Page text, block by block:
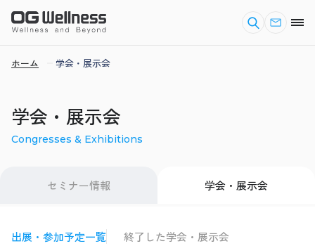
ホーム 学会・展示会
学会・展示会
Congresses & Exhibitions
セミナー情報 学会・展示会
出展・参加予定一覧 終了した学会・展示会